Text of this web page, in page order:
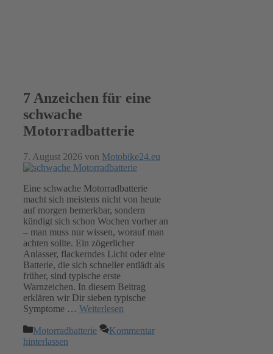
7 Anzeichen für eine
schwache
Motorradbatterie
7. August 2026 von Motobike24.eu
Eine schwache Motorradbatterie
macht sich meistens nicht von heute
auf morgen bemerkbar, sondern
kündigt sich schon Wochen vorher an
– man muss nur wissen, worauf man
achten sollte. Ein zögerlicher
Anlasser, flackerndes Licht oder eine
Batterie, die sich schneller entlädt als
früher, sind typische erste
Warnzeichen. In diesem Beitrag
erklären wir Dir sieben typische
Symptome … Weiterlesen
Kategorien
Motorradbatterie
Kommentar
hinterlassen